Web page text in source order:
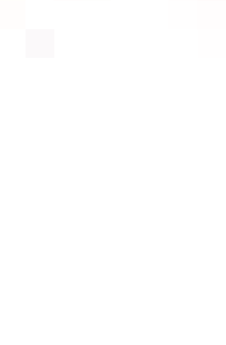
перенос на
для уточнения
Вам выдали в клинике.
с возрастом,
для осуществления
77-78, 8 (800) 707-77-
нашего контакт-